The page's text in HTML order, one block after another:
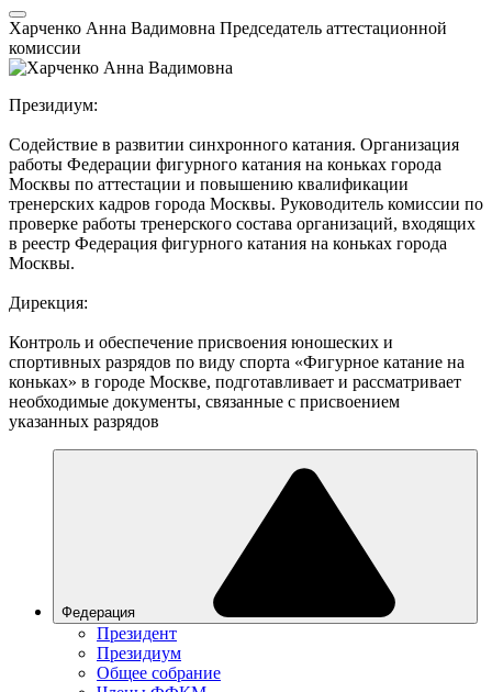
Харченко Анна Вадимовна Председатель аттестационной
комиссии
Президиум:
Содействие в развитии синхронного катания. Организация
работы Федерации фигурного катания на коньках города
Москвы по аттестации и повышению квалификации
тренерских кадров города Москвы. Руководитель комиссии по
проверке работы тренерского состава организаций, входящих
в реестр Федерация фигурного катания на коньках города
Москвы.
Дирекция:
Контроль и обеспечение присвоения юношеских и
спортивных разрядов по виду спорта «Фигурное катание на
коньках» в городе Москве, подготавливает и рассматривает
необходимые документы, связанные с присвоением
указанных разрядов
Федерация
Президент
Президиум
Общее собрание